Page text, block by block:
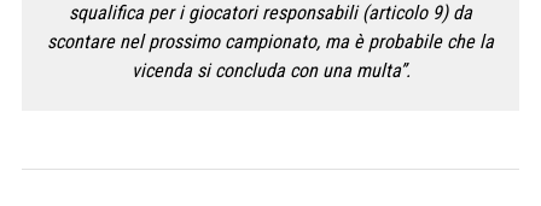
squalifica per i giocatori responsabili (articolo 9) da
scontare nel prossimo campionato, ma è probabile che la
vicenda si concluda con una multa”.